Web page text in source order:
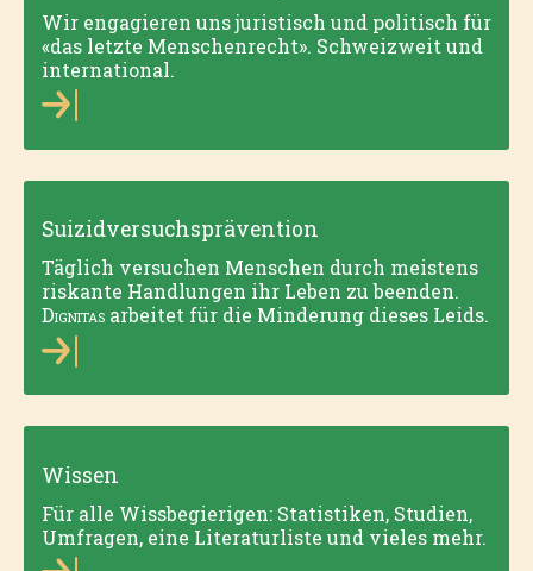
Wir engagieren uns juristisch und politisch für
«das letzte Menschenrecht». Schweizweit und
international.
Suizidversuchsprävention
Täglich versuchen Menschen durch meistens
riskante Handlungen ihr Leben zu beenden.
Dignitasarbeitet für die Minderung dieses Leids.
Wissen
Für alle Wissbegierigen: Statistiken, Studien,
Umfragen, eine Literaturliste und vieles mehr.